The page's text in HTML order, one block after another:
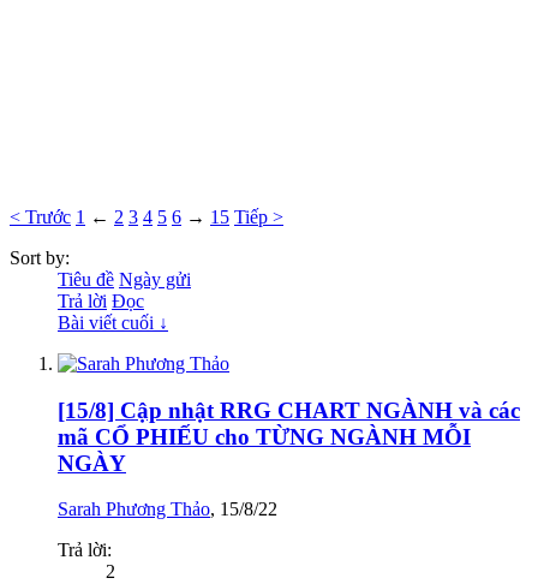
< Trước 1 ← 2 3 4 5 6 → 15 Tiếp >
Sort by:
Tiêu đề Ngày gửi
Trả lời Đọc
Bài viết cuối ↓
[15/8] Cập nhật RRG CHART NGÀNH và các
mã CỔ PHIẾU cho TỪNG NGÀNH MỖI
NGÀY
Sarah Phương Thảo, 15/8/22
Trả lời:
2